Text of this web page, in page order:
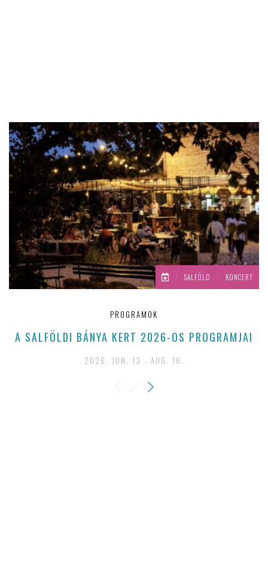
/ SALFÖLD / KONCERT
PROGRAMOK
A SALFÖLDI BÁNYA KERT 2026-OS PROGRAMJAI
2026. JUN. 13 - AUG. 16.